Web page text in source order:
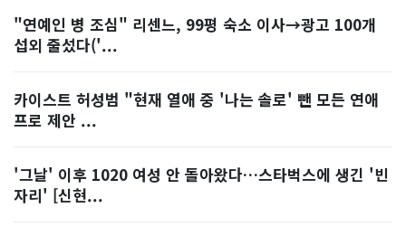
"연예인 병 조심" 리센느, 99평 숙소 이사→광고 100개
섭외 줄섰다('...
카이스트 허성범 "현재 열애 중 '나는 솔로' 뺀 모든 연애
프로 제안 ...
'그날' 이후 1020 여성 안 돌아왔다…스타벅스에 생긴 '빈
자리' [신현...